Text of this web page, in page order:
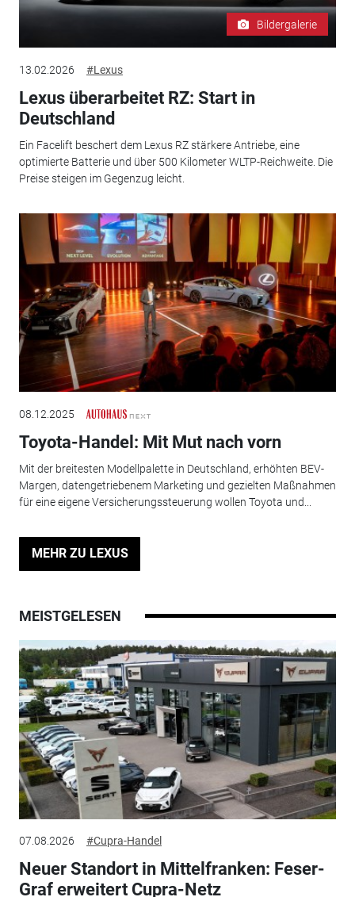
Bildergalerie
13.02.2026 #Lexus
Lexus überarbeitet RZ: Start in
Deutschland
Ein Facelift beschert dem Lexus RZ stärkere Antriebe, eine
optimierte Batterie und über 500 Kilometer WLTP-Reichweite. Die
Preise steigen im Gegenzug leicht.
08.12.2025
Toyota-Handel: Mit Mut nach vorn
Mit der breitesten Modellpalette in Deutschland, erhöhten BEV-
Margen, datengetriebenem Marketing und gezielten Maßnahmen
für eine eigene Versicherungssteuerung wollen Toyota und...
MEHR ZU LEXUS
MEISTGELESEN
07.08.2026 #Cupra-Handel
Neuer Standort in Mittelfranken: Feser-
Graf erweitert Cupra-Netz